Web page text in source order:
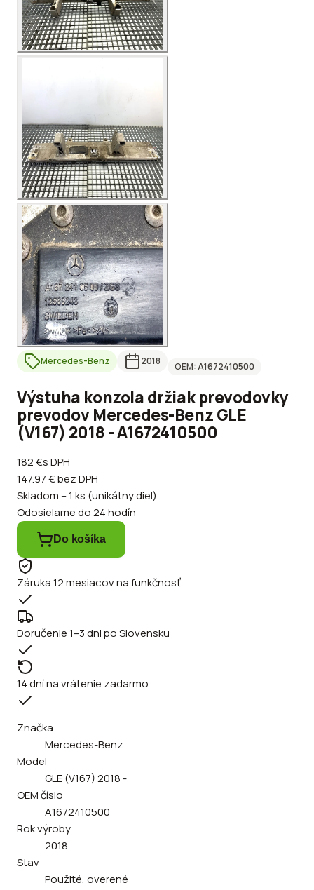
Mercedes-Benz 2018 OEM:A1672410500
Výstuha konzola držiak prevodovky
prevodov Mercedes-Benz GLE
(V167) 2018 - A1672410500
182 €s DPH
147.97 €bez DPH
Skladom – 1 ks (unikátny diel)
Odosielame do 24 hodín
Do košíka
Záruka 12 mesiacov na funkčnosť
Doručenie 1–3 dni po Slovensku
14 dní na vrátenie zadarmo
Značka
Mercedes-Benz
Model
GLE (V167) 2018 -
OEM číslo
A1672410500
Rok výroby
2018
Stav
Použité, overené